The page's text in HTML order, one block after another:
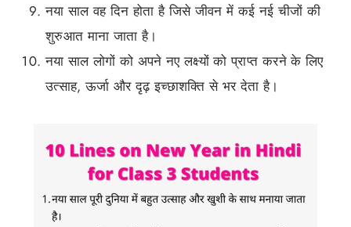
नया साल वह दिन होता है जिसे जीवन में कई नई चीजों की
शुरुआत माना जाता है।
नया साल लोगों को अपने नए लक्ष्यों को प्राप्त करने के लिए
उत्साह, ऊर्जा और दृढ़ इच्छाशक्ति से भर देता है।